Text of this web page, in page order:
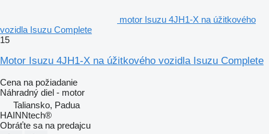
motor Isuzu 4JH1-X na úžitkového
vozidla Isuzu Complete
15
Motor Isuzu 4JH1-X na úžitkového vozidla Isuzu Complete
Cena na požiadanie
Náhradný diel - motor
Taliansko, Padua
HAINNtech®
Obráťte sa na predajcu